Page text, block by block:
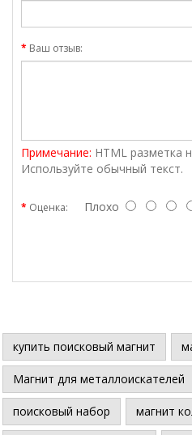
Ваш отзыв:
Примечание: HTML разметка
Используйте обычный текст.
Оценка: Плохо
купить поисковый магнит
Магнит для металлоискателей
поисковый набор магнит